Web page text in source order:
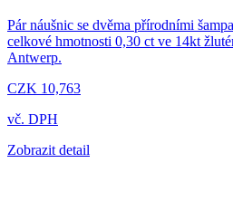
Pár náušnic se dvěma přírodními
celkové hmotnosti 0,30 ct ve 14kt
Antwerp.
CZK 10,763
vč. DPH
Zobrazit detail